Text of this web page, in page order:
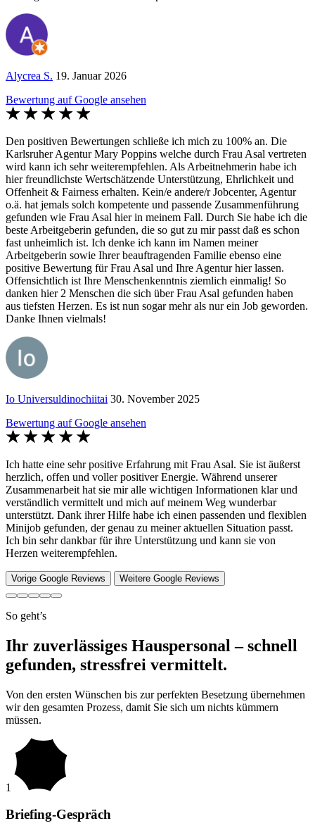
Alycrea S. 19. Januar 2026
Bewertung auf Google ansehen
Den positiven Bewertungen schließe ich mich zu 100% an. Die
Karlsruher Agentur Mary Poppins welche durch Frau Asal vertreten
wird kann ich sehr weiterempfehlen. Als Arbeitnehmerin habe ich
hier freundlichste Wertschätzende Unterstützung, Ehrlichkeit und
Offenheit & Fairness erhalten. Kein/e andere/r Jobcenter, Agentur
o.ä. hat jemals solch kompetente und passende Zusammenführung
gefunden wie Frau Asal hier in meinem Fall. Durch Sie habe ich die
beste Arbeitgeberin gefunden, die so gut zu mir passt daß es schon
fast unheimlich ist. Ich denke ich kann im Namen meiner
Arbeitgeberin sowie Ihrer beauftragenden Familie ebenso eine
positive Bewertung für Frau Asal und Ihre Agentur hier lassen.
Offensichtlich ist Ihre Menschenkenntnis ziemlich einmalig! So
danken hier 2 Menschen die sich über Frau Asal gefunden haben
aus tiefsten Herzen. Es ist nun sogar mehr als nur ein Job geworden.
Danke Ihnen vielmals!
Io Universuldinochiitai 30. November 2025
Bewertung auf Google ansehen
Ich hatte eine sehr positive Erfahrung mit Frau Asal. Sie ist äußerst
herzlich, offen und voller positiver Energie. Während unserer
Zusammenarbeit hat sie mir alle wichtigen Informationen klar und
verständlich vermittelt und mich auf meinem Weg wunderbar
unterstützt. Dank ihrer Hilfe habe ich einen passenden und flexiblen
Minijob gefunden, der genau zu meiner aktuellen Situation passt.
Ich bin sehr dankbar für ihre Unterstützung und kann sie von
Herzen weiterempfehlen.
Vorige Google Reviews Weitere Google Reviews
So geht’s
Ihr zuverlässiges Hauspersonal – schnell
gefunden, stressfrei vermittelt.
Von den ersten Wünschen bis zur perfekten Besetzung übernehmen
wir den gesamten Prozess, damit Sie sich um nichts kümmern
müssen.
1
Briefing-Gespräch